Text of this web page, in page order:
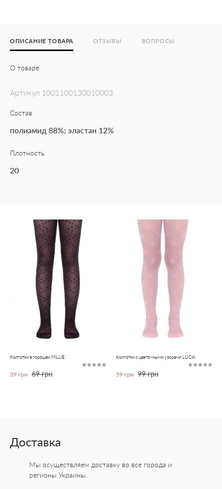
ОПИСАНИЕ ТОВАРА ОТЗЫВЫ ВОПРОСЫ
О товаре
Артикул 1001100130010003
Состав
полиамид 88%; эластан 12%
Плотность
20
Колготки в горошек MILLIE
39 грн 69 грн
Колготки с цветочными узорами LUCIA
59 грн 99 грн
Доставка
Мы осуществляем доставку во все города и
регионы Украины.